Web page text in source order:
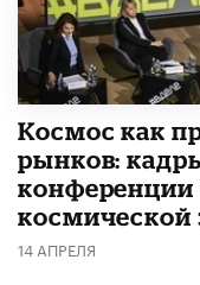
Космос как
рынков:
космической
14 АПРЕЛЯ